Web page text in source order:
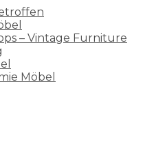
– Vintage Furniture
Möbel